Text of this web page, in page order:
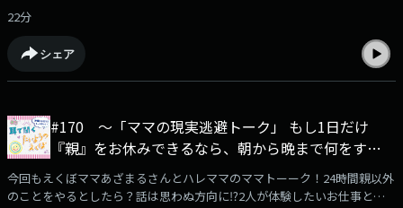
た。お楽しみに！
22分
シェア
#170 〜「ママの現実逃避トーク」 もし1日だけ
『親』をお休みできるなら、朝から晩まで何をす
る？〜
今回もえくぼママあざまるさんとハレママのママトーーク！24時間親以外
のことをやるとしたら？話は思わぬ方向に⁉︎2人が体験したいお仕事と